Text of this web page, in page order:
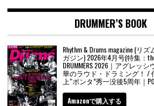
DRUMMER’S BOOK
Rhythm & Drums magazine (リ
ガジン) 2026年4月号(特集：the
DRUMMERS 2026｜アグレッ
華のラウド・ドラミング！ /
上“ポンタ”秀一没後5周年｜
Amazonで購入する